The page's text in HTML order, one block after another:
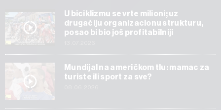
U biciklizmu se vrte milioni; uz
drugačiju organizacionu strukturu,
posao bi bio još profitabilniji
Mundijal na američkom tlu: mamac za
turiste ili sport za sve?